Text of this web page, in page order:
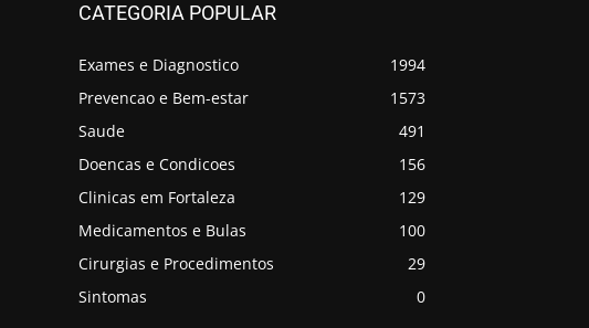
CATEGORIA POPULAR
Exames e Diagnostico
1994
Prevencao e Bem-estar
1573
Saude
491
Doencas e Condicoes
156
Clinicas em Fortaleza
129
Medicamentos e Bulas
100
Cirurgias e Procedimentos
29
Sintomas
0